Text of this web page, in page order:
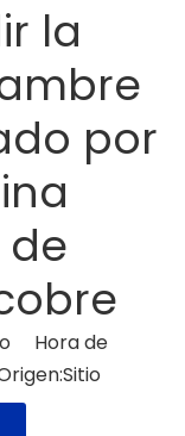
la
por
Hora de
Sitio